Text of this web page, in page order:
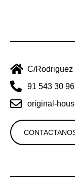
C/
91 543 30 96
original-